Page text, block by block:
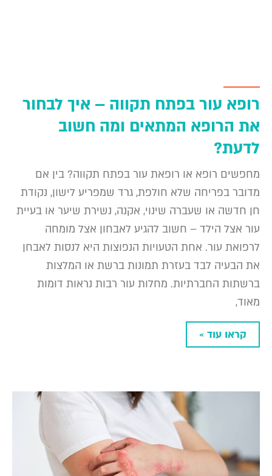
רופא עור בפתח תקווה – איך לבחור
את הרופא המתאים ומה חשוב
לדעת?
מחפשים רופא או רופאת עור בפתח תקווה? בין אם
מדובר בפריחה שלא חולפת, גרד שמפריע לישון, נקודת
חן חדשה או שעברה שינוי, אקנה, נשירת שיער או בעיית
עור אצל הילד – חשוב להגיע לאבחון אצל מומחה
לרפואת עור. אחת הטעויות הנפוצות היא לנסות לאבחן
את הבעיה לבד בעזרת תמונות ברשת או המלצות
ברשתות החברתיות. מחלות עור רבות נראות דומות
מאוד,
קראו עוד »